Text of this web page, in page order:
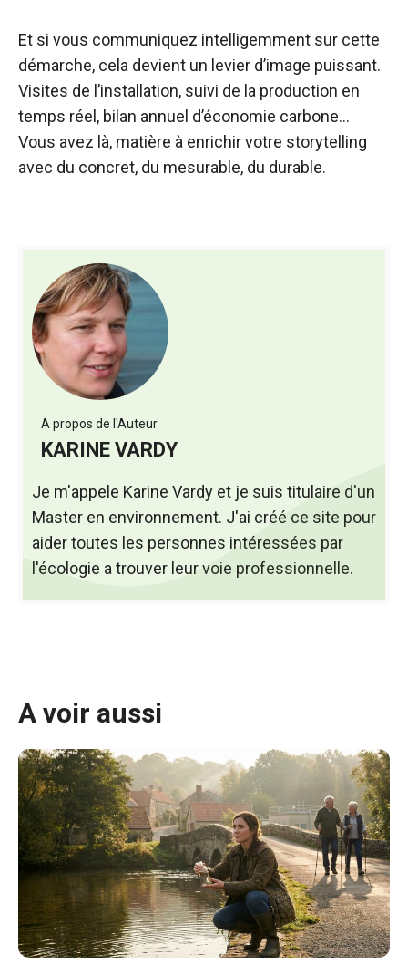
Et si vous communiquez intelligemment sur cette
démarche, cela devient un levier d’image puissant.
Visites de l’installation, suivi de la production en
temps réel, bilan annuel d’économie carbone…
Vous avez là, matière à enrichir votre storytelling
avec du concret, du mesurable, du durable.
A propos de l'Auteur
KARINE VARDY
Je m'appele Karine Vardy et je suis titulaire d'un
Master en environnement. J'ai créé ce site pour
aider toutes les personnes intéressées par
l'écologie a trouver leur voie professionnelle.
A voir aussi